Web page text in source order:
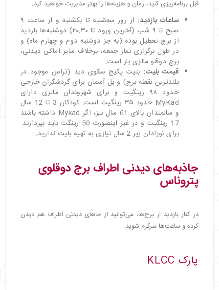
قبل برنامه‌ریزی کنید، زمان و هزینه‌ها را بهتر مدیریت خواهید کرد.
ساعات بازدید:
از روز سه‌شنبه تا یکشنبه و از ساعت ۹
صبح تا ۹ شب (آخرین ورود تا ۲۰:۳۰) دوشنبه‌ها بازدید
از برج تعطیل بوده (به جز دوشنبه دوم و چهارم ماه) و
در طول برگزاری نماز جمعه، برخلاف سایر اماکن دیدنی،
برج دوقلو مالزی باز است.
قیمت بلیت: بلیت پکیج سکوی دید (تراس موجود در
بلندترین نقطه برج) و پل آسمان برای گردشگران خارجی
حدود ۹۸ رینگیت و برای شهروندان مالزی دارای
MyKad حدود ۳۵ رینگیت است. کودکان 3 تا 12 سال
و سالمندان بالای 61 سال نیز، اگر Mykad داشته باشند
17 رینگیت و در غیر اینصورت 50 رینگت باید بپردازند.
برای نوزادان زیر 2 سال نیازی به تهیه بلیت ندارید.
جاذبه‌های دیدنی اطراف برج‌ دوقلوی
پتروناس
در کنار بازدید از برج‌ها، می‌توانید از جاهای دیدنی اطراف هم دیدن
کرده و ساعت‌ها سرگرم شوید.
پارک KLCC